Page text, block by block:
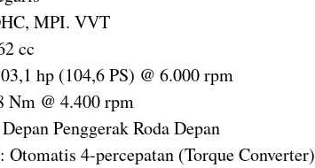
MPI. VVT
cc
hp (104,6 PS) @ 6.000 rpm
Nm @ 4.400 rpm
Penggerak Roda Depan
4-percepatan (Torque Converter)